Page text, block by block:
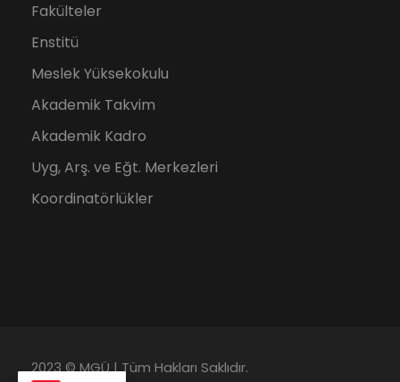
Fakülteler
Enstitü
Meslek Yüksekokulu
Akademik Takvim
Akademik Kadro
Uyg, Arş. ve Eğt. Merkezleri
Koordinatörlükler
2023 © MGÜ | Tüm Hakları Saklıdır.